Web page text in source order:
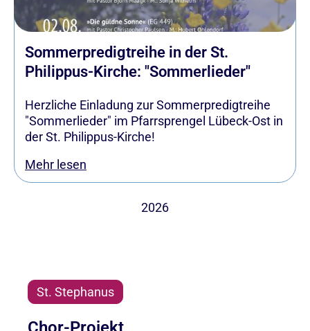
Sommerpredigtreihe in der St.
Philippus-Kirche: "Sommerlieder"
Herzliche Einladung zur Sommerpredigtreihe
"Sommerlieder" im Pfarrsprengel Lübeck-Ost in
der St. Philippus-Kirche!
Mehr lesen
2026
St. Stephanus